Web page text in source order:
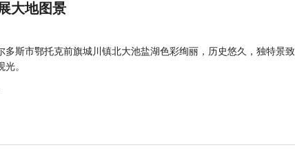
大地图景
多斯市鄂托克前旗城川镇北大池盐湖色彩绚丽，历史悠久，独特景
。